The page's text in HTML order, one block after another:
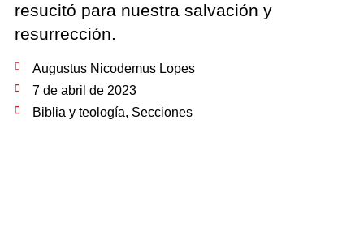
resucitó para nuestra salvación y
resurrección.
Augustus Nicodemus Lopes
7 de abril de 2023
Biblia y teología, Secciones